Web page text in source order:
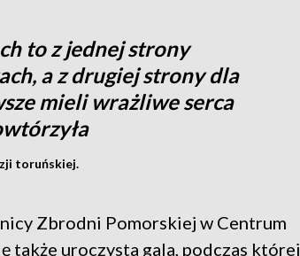
to z jednej strony
a z drugiej strony dla
mieli wrażliwe serca
toruńskiej.
Zbrodni Pomorskiej w Centrum
także uroczysta gala, podczas której